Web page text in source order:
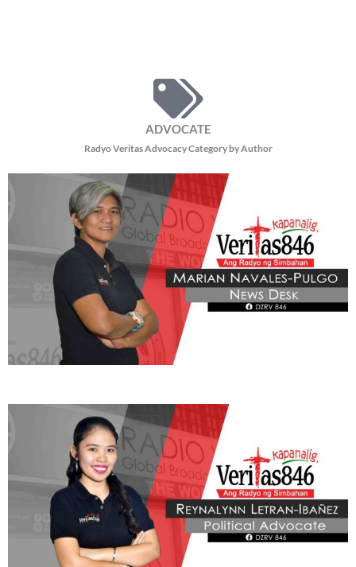
ADVOCATE
Radyo Veritas Advocacy Category by Author